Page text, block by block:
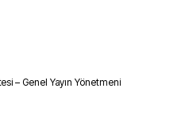
– Genel Yayın Yönetmeni